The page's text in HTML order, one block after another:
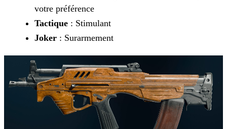
votre préférence
Tactique : Stimulant
Joker : Surarmement